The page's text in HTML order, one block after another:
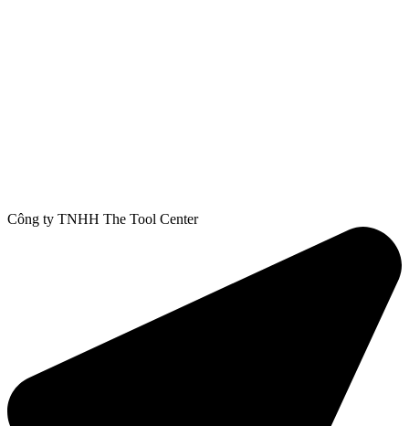
Công ty TNHH The Tool Center